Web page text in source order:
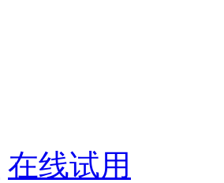
在线试用